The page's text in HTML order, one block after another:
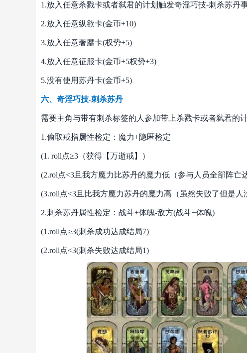
1.放入任意杀戮卡或者弑君的计划触发奇淫巧技-刺杀苏丹
2.放入任意纵欲卡(金币+10)
3.放入任意奢靡卡(权势+5)
4.放入任意征服卡(金币+5权势+3)
5.没有使用苏丹卡(金币+5)
六、奇淫巧技-刺杀苏丹
需要主角与带有刺杀标签的人参加带上杀戮卡或者弑君的
1.偷取戒指属性检定：魔力+隐匿检定
(1. roll点≥3（获得【万逝戒】）
(2.rol点<3且我方魔力比苏丹的魔力低（参与人员全部阵亡
(3.roll点<3且比我方魔力苏丹的魔力高（虽然失败了但是人
2.刺杀苏丹属性检定：战斗+体魄-敌方(战斗+体魄)
(1.roll点≥3(刺杀成功达成结局7)
(2.roll点<3(刺杀失败达成结局1)